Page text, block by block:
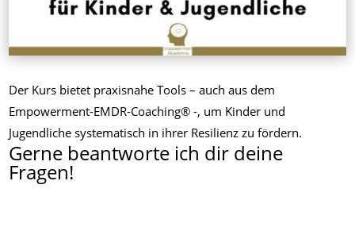
Der Kurs bietet praxisnahe Tools – auch aus dem
Empowerment-EMDR-Coaching® -, um Kinder und
Jugendliche systematisch in ihrer Resilienz zu fördern.
Gerne beantworte ich dir deine
Fragen!